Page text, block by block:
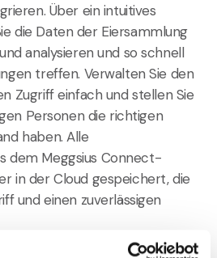
Über ein intuitives
die Daten der Eiersammlung
analysieren und so schnell
treffen. Verwalten Sie den
Zugriff einfach und stellen Sie
Personen die richtigen
haben. Alle
dem Meggsius Connect-
in der Cloud gespeichert, die
und einen zuverlässigen